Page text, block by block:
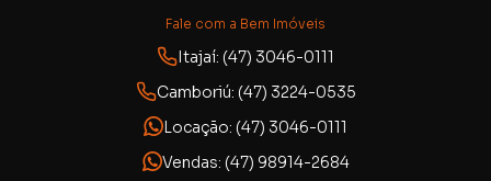
Fale com a Bem Imóveis
Itajaí: (47) 3046-0111
Camboriú: (47) 3224-0535
Locação: (47) 3046-0111
Vendas: (47) 98914-2684